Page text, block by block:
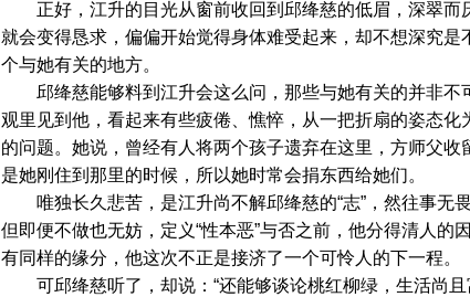
正好，江升的目光从窗前收回到邱绛慈的低眉，深翠而
就会变得恳求，偏偏开始觉得身体难受起来，却不想深究
个与她有关的地方。
邱绛慈能够料到江升会这么问，那些与她有关的并非不
观里见到他，看起来有些疲倦、憔悴，从一把折扇的姿态
的问题。她说，曾经有人将两个孩子遗弃在这里，方师父
是她刚住到那里的时候，所以她时常会捐东西给她们。
唯独长久悲苦，是江升尚不解邱绛慈的“志”，然往事无
但即便不做也无妨，定义“性本恶”与否之前，他分得清人
有同样的缘分，他这次不正是接济了一个可怜人的下一程。
可邱绛慈听了，却说：“还能够谈论桃红柳绿，生活尚且